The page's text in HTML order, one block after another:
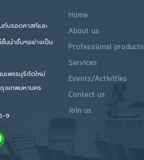
ฑ์บรอดคาสท์และ
นนำอื่นๆอย่างเป็น
เพชรบุรีตัดใหม่
งเทพมหานคร
9
Home
About us
Professional products
Services
Events/Activities
Contact us
Join us